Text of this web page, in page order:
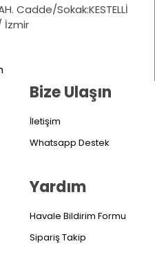
Cadde/Sokak:KESTELLİ
İzmir
Bize Ulaşın
İletişim
Whatsapp Destek
Yardım
Havale Bildirim Formu
Sipariş Takip